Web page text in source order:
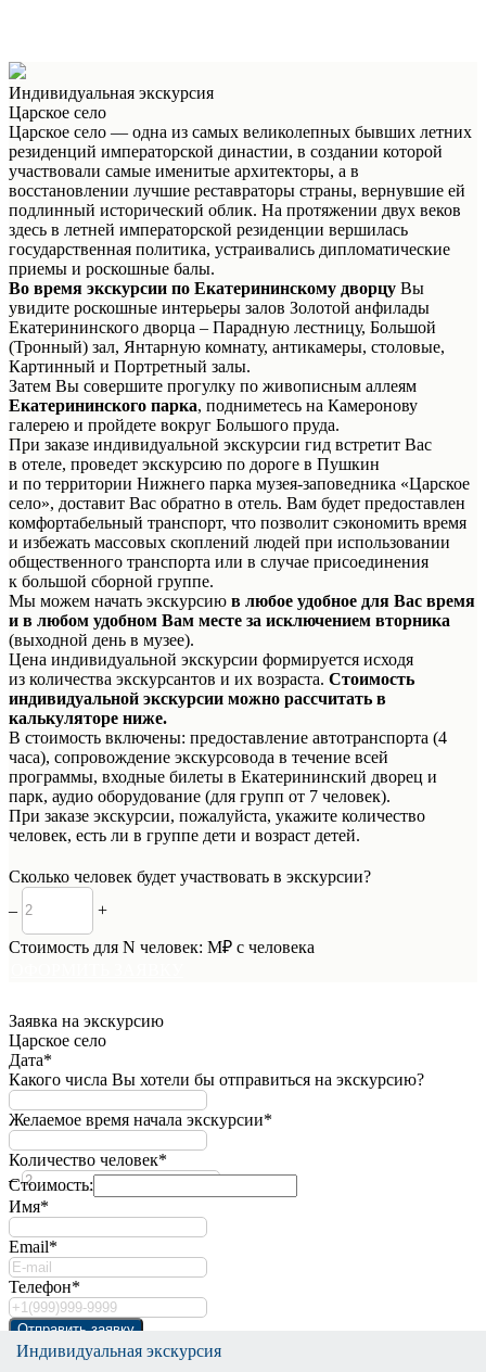
Индивидуальная экскурсия
Индивидуальная экскурсия
Индивидуальная экскурсия
Индивидуальная экскурсия
Индивидуальная экскурсия
Индивидуальная экскурсия
Индивидуальная экскурсия
Индивидуальная экскурсия
Индивидуальная экскурсия
Индивидуальная экскурсия
Индивидуальная экскурсия
Индивидуальная экскурсия
Индивидуальная экскурсия
Индивидуальная экскурсия
Индивидуальная экскурсия
Индивидуальная экскурсия
Индивидуальная экскурсия
Индивидуальная экскурсия
Индивидуальная экскурсия
Индивидуальная экскурсия
Индивидуальная экскурсия
Индивидуальная экскурсия
Царское село
Царское село — одна из самых великолепных бывших летних
резиденций императорской династии, в создании которой
участвовали самые именитые архитекторы, а в
восстановлении лучшие реставраторы страны, вернувшие ей
подлинный исторический облик. На протяжении двух веков
здесь в летней императорской резиденции вершилась
государственная политика, устраивались дипломатические
приемы и роскошные балы.
Во время экскурсии по Екатерининскому дворцу Вы
увидите роскошные интерьеры залов Золотой анфилады
Екатерининского дворца – Парадную лестницу, Большой
(Тронный) зал, Янтарную комнату, антикамеры, столовые,
Картинный и Портретный залы.
Затем Вы совершите прогулку по живописным аллеям
Екатерининского парка, подниметесь на Камеронову
галерею и пройдете вокруг Большого пруда.
При заказе индивидуальной экскурсии гид встретит Вас
в отеле, проведет экскурсию по дороге в Пушкин
и по территории Нижнего парка музея-заповедника «Царское
село», доставит Вас обратно в отель. Вам будет предоставлен
комфортабельный транспорт, что позволит сэкономить время
и избежать массовых скоплений людей при использовании
общественного транспорта или в случае присоединения
к большой сборной группе.
Мы можем начать экскурсию в любое удобное для Вас время
и в любом удобном Вам месте за исключением вторника
(выходной день в музее).
Цена индивидуальной экскурсии формируется исходя
из количества экскурсантов и их возраста. Стоимость
индивидуальной экскурсии можно рассчитать в
калькуляторе ниже.
В стоимость включены: предоставление автотранспорта (4
часа), сопровождение экскурсовода в течение всей
программы, входные билеты в Екатерининский дворец и
парк, аудио оборудование (для групп от 7 человек).
При заказе экскурсии, пожалуйста, укажите количество
человек, есть ли в группе дети и возраст детей.
Сколько человек будет участвовать в экскурсии?
–
+
Стоимость для N человек: M₽ с человека
Заявка на экскурсию
Царское село
Дата*
Какого числа Вы хотели бы отправиться на экскурсию?
Желаемое время начала экскурсии*
Количество человек*
–
+
Стоимость:
Имя*
Email*
Телефон*
Отправить заявку
Отправляя заявку, вы выражаете согласие с